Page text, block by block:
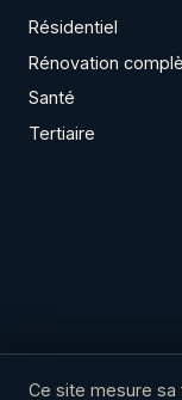
Résidentiel
Rénovation
Santé
Tertiaire
Ce site mesure sa